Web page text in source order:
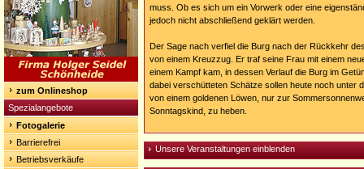
zum Onlineshop
Spezialangebote
Fotogalerie
Barrierefrei
Betriebsverkäufe
muss. Ob es sich um ein Vorwerk oder eine
jedoch nicht abschließend geklärt werden.
Der Sage nach verfiel die Burg nach der Rückkehr
von einem Kreuzzug. Er traf seine Frau mit einem
einem Kampf kam, in dessen Verlauf die Burg im
dabei verschütteten Schätze sollen heute noch unter
von einem goldenen Löwen, nur zur
Sonntagskind, zu heben.
Unsere Veranstaltungen einblenden